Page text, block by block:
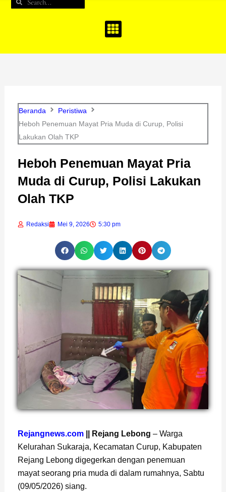
Beranda
Peristiwa
Heboh Penemuan Mayat Pria Muda di Curup, Polisi
Lakukan Olah TKP
Heboh Penemuan Mayat Pria
Muda di Curup, Polisi Lakukan
Olah TKP
Redaksi Mei 9, 2026 5:30 pm
Rejangnews.com|| Rejang Lebong – Warga
Kelurahan Sukaraja, Kecamatan Curup, Kabupaten
Rejang Lebong digegerkan dengan penemuan
mayat seorang pria muda di dalam rumahnya, Sabtu
(09/05/2026) siang.
Page
, Page
, Page